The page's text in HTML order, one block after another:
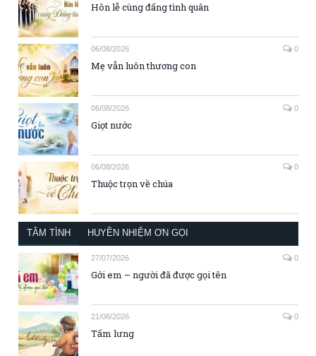
Hôn lễ cùng đấng tình quân
06/08/2026 0
Mẹ vẫn luôn thương con
06/08/2026 0
Giọt nước
06/08/2026 0
Thuộc trọn về chúa
TÂM TÌNH HUYỀN NHIỆM ƠN GỌI
27/07/2026 0
Gởi em – người đã được gọi tên
21/06/2026 0
Tấm lưng